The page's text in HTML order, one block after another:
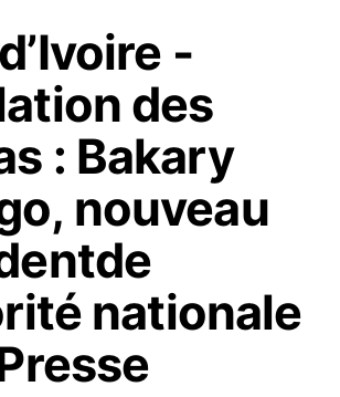
-
des
: Bakary
nouveau
nationale